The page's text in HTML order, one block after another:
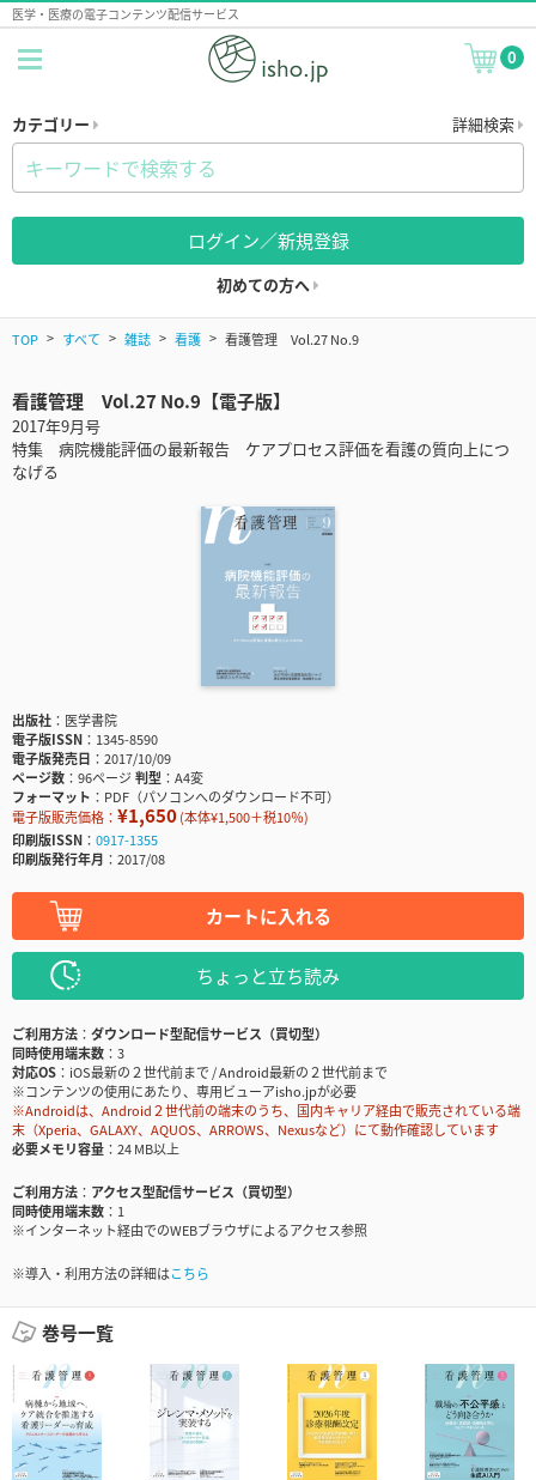
医学・医療の電子コンテンツ配信サービス
0
カテゴリー 詳細検索
ログイン／新規登録
初めての方へ
TOP すべて 雑誌 看護 看護管理 Vol.27 No.9
看護管理 Vol.27 No.9【電子版】
2017年9月号
特集 病院機能評価の最新報告 ケアプロセス評価を看護の質向上につ
なげる
出版社
医学書院
電子版ISSN
1345-8590
電子版発売日
2017/10/09
ページ数
96ページ判型
A4変
フォーマット
PDF（パソコンへのダウンロード不可）
電子版販売価格： ¥1,650(本体¥1,500＋税10％)
印刷版ISSN
0917-1355
印刷版発行年月
2017/08
カートに入れる
ちょっと立ち読み
ご利用方法
ダウンロード型配信サービス（買切型）
同時使用端末数
3
対応OS
iOS最新の２世代前まで / Android最新の２世代前まで
※コンテンツの使用にあたり、専用ビューアisho.jpが必要
※Androidは、Android２世代前の端末のうち、国内キャリア経由で販売されている端
末（Xperia、GALAXY、AQUOS、ARROWS、Nexusなど）にて動作確認しています
必要メモリ容量
24 MB以上
ご利用方法
アクセス型配信サービス（買切型）
同時使用端末数
1
※インターネット経由でのWEBブラウザによるアクセス参照
※導入・利用方法の詳細はこちら
巻号一覧